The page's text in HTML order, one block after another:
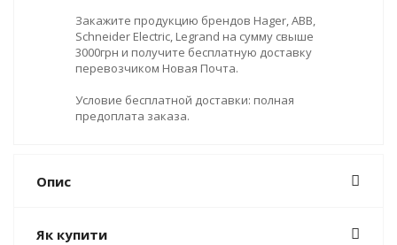
Закажите продукцию брендов Hager, ABB,
Schneider Electric, Legrand на сумму свыше
3000грн и получите бесплатную доставку
перевозчиком Новая Почта.
Условие бесплатной доставки: полная
предоплата заказа.
Опис
Як купити